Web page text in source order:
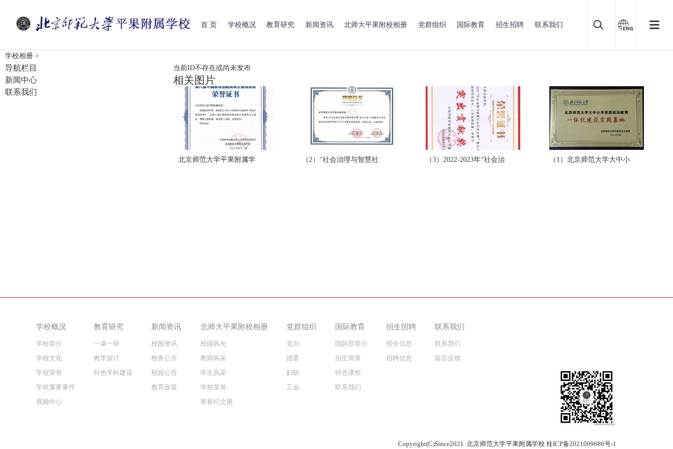
首 页 学校概况 教育研究 新闻资讯 北师大平果附校相册 党群组织 国际教育 招生招聘 联系我们
学校相册 >
当前ID不存在或尚未发布
相关图片
北京师范大学平果附属学 （2）“社会治理与智慧社 （3）2022-2023年“社会治 （1）北京师范大学大中小
导航栏目
新闻中心
联系我们
学校概况
学校简介
学校文化
学校荣誉
学校重要事件
视频中心
教育研究
一课一研
教学探讨
特色学科建设
新闻资讯
校园资讯
校务公开
校园公告
教育政策
北师大平果附校相册
校园风光
教师风采
学生风采
学校荣誉
青春纪念册
党群组织
党办
团委
妇联
工会
国际教育
国际部简介
招生简章
特色课程
联系我们
招生招聘
招生信息
招聘信息
联系我们
联系我们
留言反馈
Copyright(C)Since2021 北京师范大学平果附属学校桂ICP备2021009686号-1